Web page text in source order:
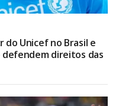
do Unicef no Brasil e
direitos das